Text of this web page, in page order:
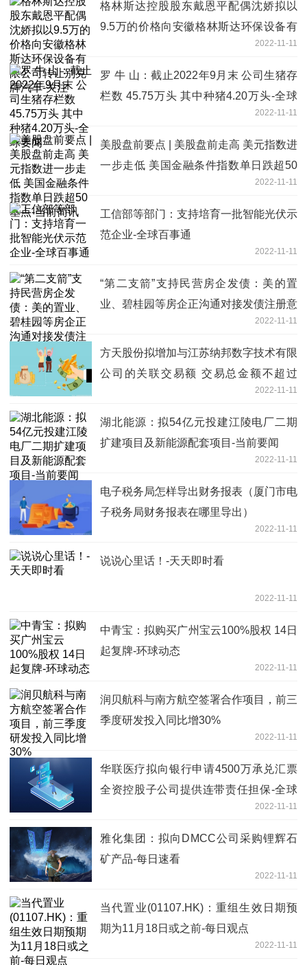
格林斯达控股股东戴恩平配偶沈娇拟以
9.5万的价格向安徽格林斯达环保设备有
2022-11-11
罗 牛 山：截止2022年9月末 公司生猪存
栏数 45.75万头 其中种猪4.20万头-全球
2022-11-11
美股盘前要点 | 美股盘前走高 美元指数进
一步走低 美国金融条件指数单日跌超50
2022-11-11
工信部等部门：支持培育一批智能光伏示
范企业-全球百事通
2022-11-11
“第二支箭”支持民营房企发债：美的置
业、碧桂园等房企正沟通对接发债注册意
2022-11-11
方天股份拟增加与江苏纳邦数字技术有限
公司的关联交易额 交易总金额不超过
2022-11-11
湖北能源：拟54亿元投建江陵电厂二期
扩建项目及新能源配套项目-当前要闻
2022-11-11
电子税务局怎样导出财务报表（厦门市电
子税务局财务报表在哪里导出）
2022-11-11
​说说心里话！-天天即时看
2022-11-11
中青宝：拟购买广州宝云100%股权 14日
起复牌-环球动态
2022-11-11
润贝航科与南方航空签署合作项目，前三
季度研发投入同比增30%
2022-11-11
华联医疗拟向银行申请4500万承兑汇票
全资控股子公司提供连带责任担保-全球
2022-11-11
雅化集团：拟向DMCC公司采购锂辉石
矿产品-每日速看
2022-11-11
当代置业(01107.HK)：重组生效日期预
期为11月18日或之前-每日观点
2022-11-11